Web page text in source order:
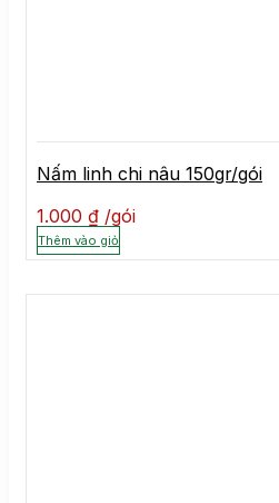
Nấm linh chi nâu 150gr/gói
1.000 ₫ gói
Thêm vào giỏ